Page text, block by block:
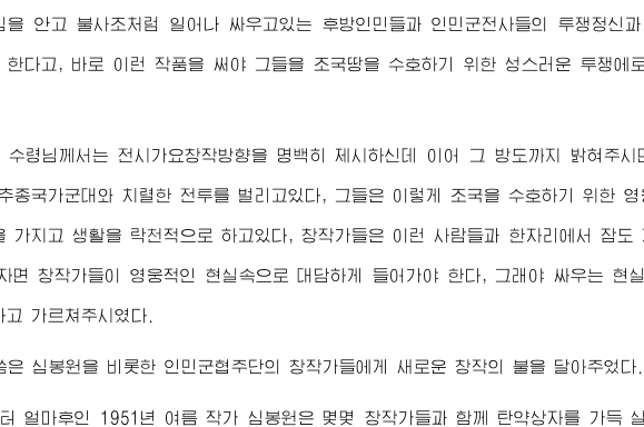
을 안고 불사조처럼 일어나 싸우고있는 후방인민들과 인민군전사들의 투쟁정신
한다고, 바로 이런 작품을 써야 그들을 조국땅을 수호하기 위한 성스러운 투쟁에
수령님께서 는 전시가요창작방향을 명백히 제시하신데 이어 그 방도까지 밝혀주시
종국가군대와 치렬한 전투를 벌리고있다, 그들은 이렇게 조국을 수호하기 위한
가지고 생활을 락천적으로 하고있다, 창작가들은 이런 사람들과 한자리에서 잠
면 창작가들이 영웅적인 현실속으로 대담하게 들어가야 한다, 그래야 싸우는 현
가르쳐주시였다.
은 심봉원을 비롯한 인민군협주단의 창작가들에게 새로운 창작의 불을 달아주었다.
터 얼마후인 1951년 여름 작가 심봉원은 몇몇 창작가들과 함께 탄약상자를 가득